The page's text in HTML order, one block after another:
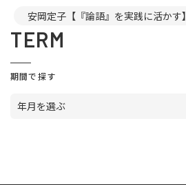
安岡定子【『論語』を実践に活かす】
TERM
期間で探す
年月を選ぶ